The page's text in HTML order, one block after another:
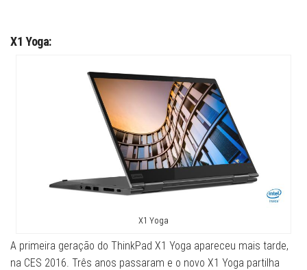
X1 Yoga:
X1 Yoga
A primeira geração do ThinkPad X1 Yoga apareceu mais tarde,
na CES 2016. Três anos passaram e o novo X1 Yoga partilha